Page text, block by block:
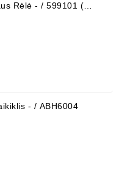
- / 599101 (
- / ABH6004